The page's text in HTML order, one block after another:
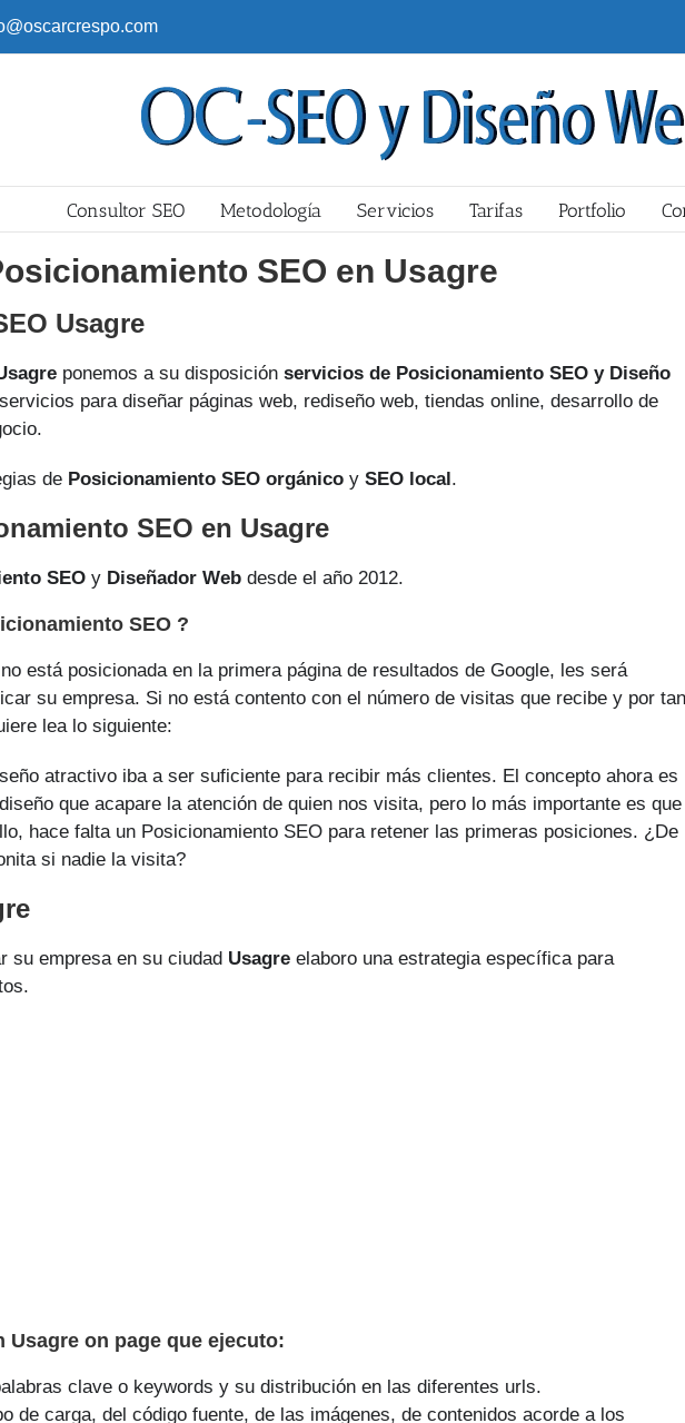
Consultor SEO Metodología Servicios Tarifas Portfolio
SEO en Usagre
Usagre
ponemos a su disposición servicios de Posicionamiento SEO y Diseño
para diseñar páginas web, rediseño web, tiendas online, desarrollo de
de Posicionamiento SEO orgánico y SEO local.
SEO en Usagre
SEO y Diseñador Web desde el año 2012.
SEO ?
está posicionada en la primera página de resultados de Google, les será
su empresa. Si no está contento con el número de visitas que recibe y por
lea lo siguiente:
atractivo iba a ser suficiente para recibir más clientes. El concepto ahora es
que acapare la atención de quien nos visita, pero lo más importante es que
hace falta un Posicionamiento SEO para retener las primeras posiciones. ¿De
si nadie la visita?
su empresa en su ciudad Usagre elaboro una estrategia específica para
Usagre on page que ejecuto:
clave o keywords y su distribución en las diferentes urls.
de carga, del código fuente, de las imágenes, de contenidos acorde a los